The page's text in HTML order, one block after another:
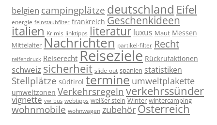
belgien campingplätze deutschland Eifel
energie feinstaubfilter frankreich Geschenkideen
italien Krimis linktipps literatur luxus Maut Messen
Mittelalter Nachrichten partikel-filter Recht
reifendruck Reiserecht Reiseziele Rückrufaktionen
schweiz sicherheit slide-out spanien statistiken
Stellplätze südtirol termine umweltplakette
umweltzonen Verkehrsregeln verkehrssünder
vignette vw-bus webtipps weißer stein Winter wintercamping
wohnmobile wohnwagen zubehör Österreich